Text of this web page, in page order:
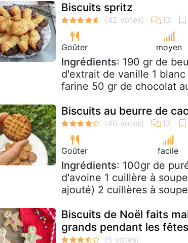
Biscuits spritz
Goûter moyen
Ingrédients: 190 gr de
d'extrait de vanille 1
farine 50 gr de chocolat
Biscuits au beurre de
Goûter facile
Ingrédients: 100gr de
d'avoine 1 cuillère à
ajouté) 2 cuillères à
Biscuits de Noël faits
grands pendant les